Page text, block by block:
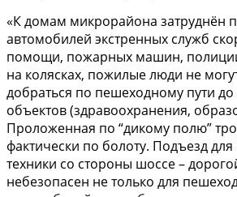
«К домам микрорайона затруднён
автомобилей экстренных служб
помощи, пожарных машин,
на колясках, пожилые люди не
добраться по пешеходному пути
объектов (здравоохранения,
Проложенная по “дикому полю”
фактически по болоту. Подъезд для
техники со стороны шоссе –
небезопасен не только для